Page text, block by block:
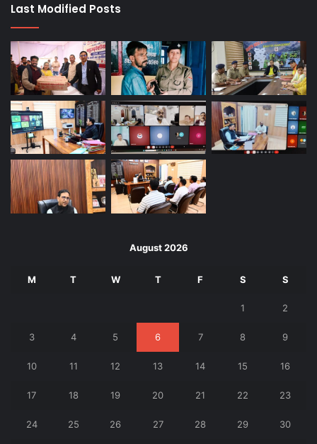
Last Modified Posts
August 2026
M T W T F S S
1 2
3 4 5 6 7 8 9
10 11 12 13 14 15 16
17 18 19 20 21 22 23
24 25 26 27 28 29 30